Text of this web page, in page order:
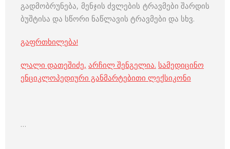
გადმობრუნება, მენჯის ძვლების ტრავმები შარდის
ბუშტისა და სწორი ნაწლავის ტრავმები და სხვ.
გაფრთხილება!
ლალი დათეშიძე, არჩილ შენგელია. სამედიცინო
ენციკლოპედიური განმარტებითი ლექსიკონი
…